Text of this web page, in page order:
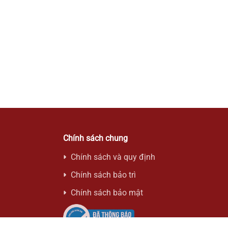
Chính sách chung
Chính sách và quy định
Chính sách bảo trì
Chính sách bảo mật